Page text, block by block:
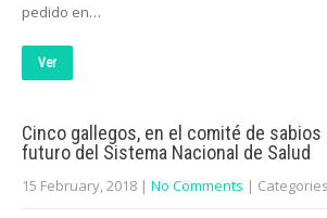
pedido en…
Ver
Cinco gallegos, en el comité de sabios
futuro del Sistema Nacional de Salud
15 February, 2018 | No Comments |